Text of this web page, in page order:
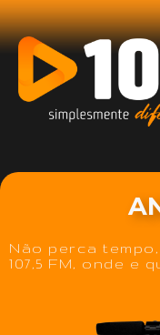
Não perca
107,5 FM, onde e